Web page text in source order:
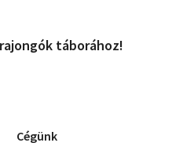
táborához!
Cégünk